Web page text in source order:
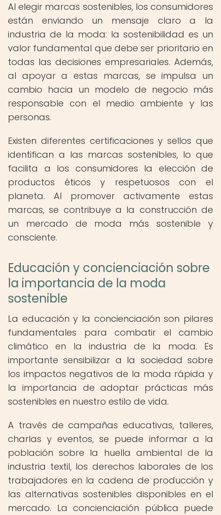
Al elegir marcas sostenibles, los consumidores
están enviando un mensaje claro a la
industria de la moda: la sostenibilidad es un
valor fundamental que debe ser prioritario en
todas las decisiones empresariales. Además,
al apoyar a estas marcas, se impulsa un
cambio hacia un modelo de negocio más
responsable con el medio ambiente y las
personas.
Existen diferentes certificaciones y sellos que
identifican a las marcas sostenibles, lo que
facilita a los consumidores la elección de
productos éticos y respetuosos con el
planeta. Al promover activamente estas
marcas, se contribuye a la construcción de
un mercado de moda más sostenible y
consciente.
Educación y concienciación sobre
la importancia de la moda
sostenible
La educación y la concienciación son pilares
fundamentales para combatir el cambio
climático en la industria de la moda. Es
importante sensibilizar a la sociedad sobre
los impactos negativos de la moda rápida y
la importancia de adoptar prácticas más
sostenibles en nuestro estilo de vida.
A través de campañas educativas, talleres,
charlas y eventos, se puede informar a la
población sobre la huella ambiental de la
industria textil, los derechos laborales de los
trabajadores en la cadena de producción y
las alternativas sostenibles disponibles en el
mercado. La concienciación pública puede